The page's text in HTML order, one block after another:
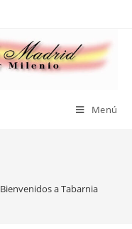
Menú
Bienvenidos a Tabarnia